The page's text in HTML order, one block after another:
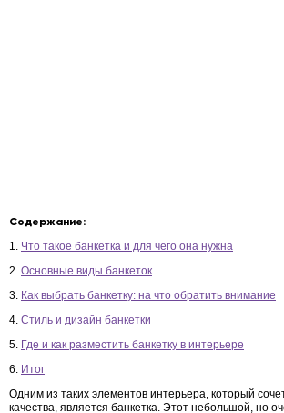
Содержание:
1. Что такое банкетка и для чего она нужна
2. Основные виды банкеток
3. Как выбрать банкетку: на что обратить внимание
4. Стиль и дизайн банкетки
5. Где и как разместить банкетку в интерьере
6. Итог
Одним из таких элементов интерьера, который
качества, является банкетка. Этот небольшой, но